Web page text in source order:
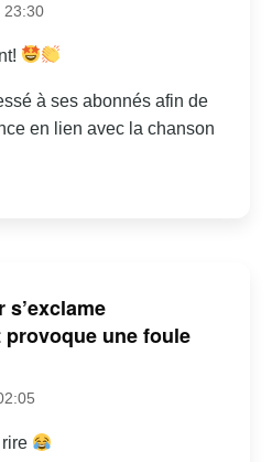
23:30
à ses abonnés afin de
en lien avec la chanson
une foule
rire